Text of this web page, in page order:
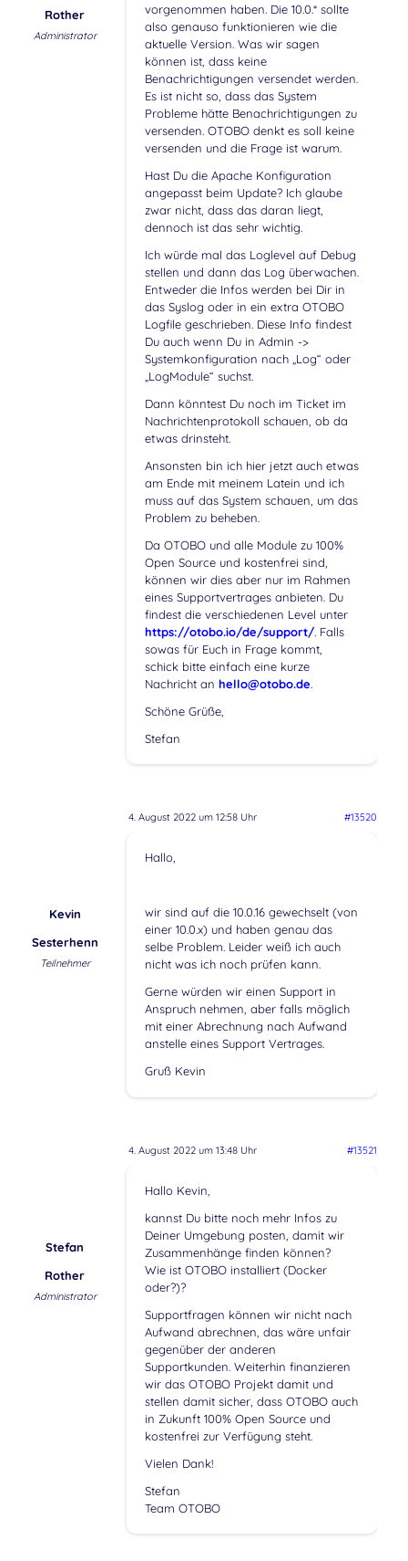
Rother
Administrator
vorgenommen haben. Die 10.0.* sollte
also genauso funktionieren wie die
aktuelle Version. Was wir sagen
können ist, dass keine
Benachrichtigungen versendet werden.
Es ist nicht so, dass das System
Probleme hätte Benachrichtigungen zu
versenden. OTOBO denkt es soll keine
versenden und die Frage ist warum.
Hast Du die Apache Konfiguration
angepasst beim Update? Ich glaube
zwar nicht, dass das daran liegt,
dennoch ist das sehr wichtig.
Ich würde mal das Loglevel auf Debug
stellen und dann das Log überwachen.
Entweder die Infos werden bei Dir in
das Syslog oder in ein extra OTOBO
Logfile geschrieben. Diese Info findest
Du auch wenn Du in Admin ->
Systemkonfiguration nach „Log“ oder
„LogModule“ suchst.
Dann könntest Du noch im Ticket im
Nachrichtenprotokoll schauen, ob da
etwas drinsteht.
Ansonsten bin ich hier jetzt auch etwas
am Ende mit meinem Latein und ich
muss auf das System schauen, um das
Problem zu beheben.
Da OTOBO und alle Module zu 100%
Open Source und kostenfrei sind,
können wir dies aber nur im Rahmen
eines Supportvertrages anbieten. Du
findest die verschiedenen Level unter
https://otobo.io/de/support/. Falls
sowas für Euch in Frage kommt,
schick bitte einfach eine kurze
Nachricht an hello@otobo.de.
Schöne Grüße,
Stefan
4. August 2022 um 12:58 Uhr #13520
Kevin
Sesterhenn
Teilnehmer
Hallo,
wir sind auf die 10.0.16 gewechselt (von
einer 10.0.x) und haben genau das
selbe Problem. Leider weiß ich auch
nicht was ich noch prüfen kann.
Gerne würden wir einen Support in
Anspruch nehmen, aber falls möglich
mit einer Abrechnung nach Aufwand
anstelle eines Support Vertrages.
Gruß Kevin
4. August 2022 um 13:48 Uhr #13521
Stefan
Rother
Administrator
Hallo Kevin,
kannst Du bitte noch mehr Infos zu
Deiner Umgebung posten, damit wir
Zusammenhänge finden können?
Wie ist OTOBO installiert (Docker
oder?)?
Supportfragen können wir nicht nach
Aufwand abrechnen, das wäre unfair
gegenüber der anderen
Supportkunden. Weiterhin finanzieren
wir das OTOBO Projekt damit und
stellen damit sicher, dass OTOBO auch
in Zukunft 100% Open Source und
kostenfrei zur Verfügung steht.
Vielen Dank!
Stefan
Team OTOBO